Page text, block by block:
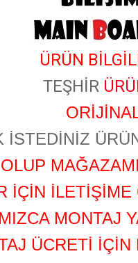
ÜRÜN
TEŞHİR
İSTEDİNİZ
İÇİN
MONTAJ
ÜCRETİ İÇİN